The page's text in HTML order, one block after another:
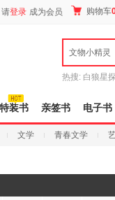
登录 成为会员 购物车
文物小精灵
热搜: 白狼星
特装书 亲签书 电子书
文学 青春文学